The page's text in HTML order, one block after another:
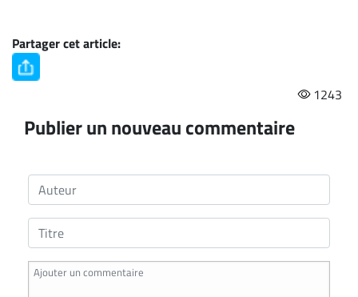
Partager cet article:
1243
Publier un nouveau commentaire